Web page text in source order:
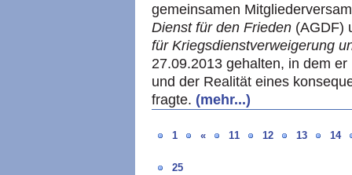
gemeinsamen
Dienst für den Frieden (AGDF)
für Kriegsdienstverweigerung
27.09.2013 gehalten, in dem
und der Realität eines
fragte. (mehr...)
1 « 11 12 13 14
25